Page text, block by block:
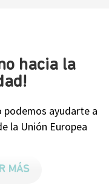
hacia la
podemos ayudarte a
la Unión Europea
MÁS